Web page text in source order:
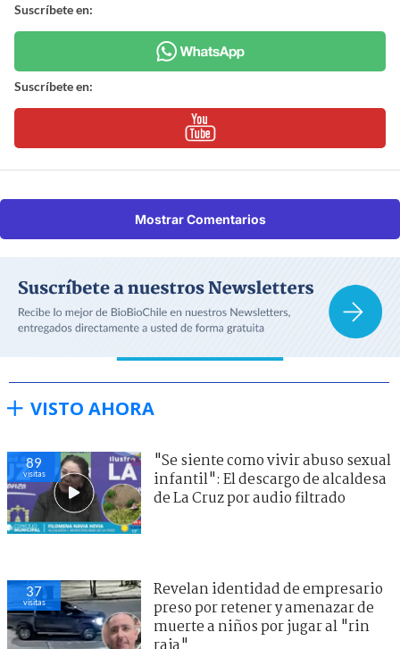
Suscríbete en:
Suscríbete en:
Mostrar Comentarios
VISTO AHORA
89
visitas
"Se siente como vivir abuso sexual
infantil": El descargo de alcaldesa
de La Cruz por audio filtrado
37
visitas
Revelan identidad de empresario
preso por retener y amenazar de
muerte a niños por jugar al "rin